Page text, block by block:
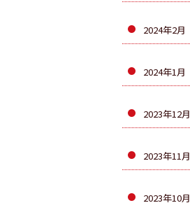
2024年2月
2024年1月
2023年12月
2023年11月
2023年10月